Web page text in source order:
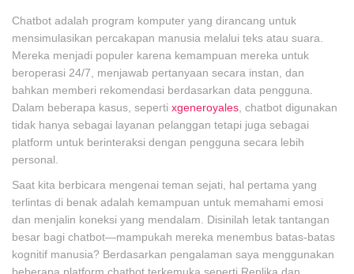
Chatbot adalah program komputer yang dirancang untuk
mensimulasikan percakapan manusia melalui teks atau suara.
Mereka menjadi populer karena kemampuan mereka untuk
beroperasi 24/7, menjawab pertanyaan secara instan, dan
bahkan memberi rekomendasi berdasarkan data pengguna.
Dalam beberapa kasus, seperti xgeneroyales , chatbot digunakan
tidak hanya sebagai layanan pelanggan tetapi juga sebagai
platform untuk berinteraksi dengan pengguna secara lebih
personal.
Saat kita berbicara mengenai teman sejati, hal pertama yang
terlintas di benak adalah kemampuan untuk memahami emosi
dan menjalin koneksi yang mendalam. Disinilah letak tantangan
besar bagi chatbot—mampukah mereka menembus batas-batas
kognitif manusia? Berdasarkan pengalaman saya menggunakan